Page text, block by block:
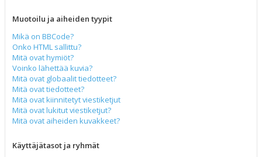
Muotoilu ja aiheiden tyypit
Mikä on BBCode?
Onko HTML sallittu?
Mitä ovat hymiöt?
Voinko lähettää kuvia?
Mitä ovat globaalit tiedotteet?
Mitä ovat tiedotteet?
Mitä ovat kiinnitetyt viestiketjut
Mitä ovat lukitut viestiketjut?
Mitä ovat aiheiden kuvakkeet?
Käyttäjätasot ja ryhmät